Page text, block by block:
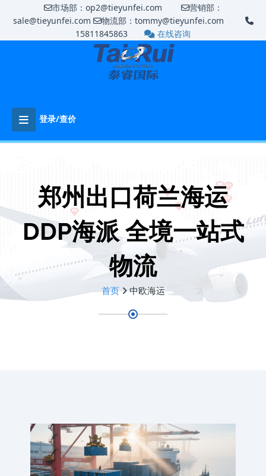
市场部：op2@tieyunfei.com
营销部：
sale@tieyunfei.com
物流部：tommy@tieyunfei.com
15811845863
在线咨询
登录/查价
郑州出口荷兰海运
DDP海派 全境一站式
物流
首页 中欧海运